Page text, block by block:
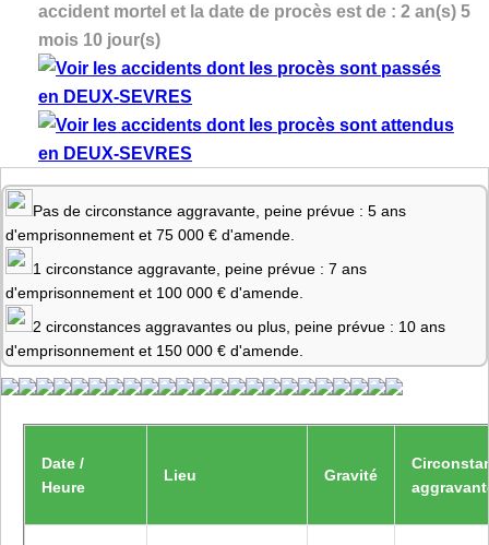
accident mortel et la date de procès est de : 2 an(s) 5
mois 10 jour(s)
Pas de circonstance aggravante, peine prévue : 5 ans
d'emprisonnement et 75 000 € d'amende.
1 circonstance aggravante, peine prévue : 7 ans
d'emprisonnement et 100 000 € d'amende.
2 circonstances aggravantes ou plus, peine prévue : 10 ans
d'emprisonnement et 150 000 € d'amende.
Date /
Heure
Lieu Gravité